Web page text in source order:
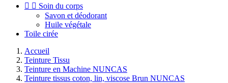
  Soin du corps
Savon et déodorant
Huile végétale
Toile cirée
Accueil
Teinture Tissu
Teinture en Machine NUNCAS
Teinture tissus coton, lin, viscose Brun NUNCAS